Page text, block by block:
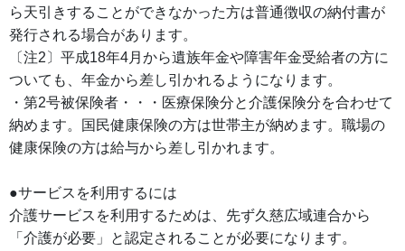
ら天引きすることができなかった方は普通徴収の納付書が
発行される場合があります。
〔注2〕平成18年4月から遺族年金や障害年金受給者の方に
ついても、年金から差し引かれるようになります。
・第2号被保険者・・・医療保険分と介護保険分を合わせて
納めます。国民健康保険の方は世帯主が納めます。職場の
健康保険の方は給与から差し引かれます。
●サービスを利用するには
介護サービスを利用するためは、先ず久慈広域連合から
「介護が必要」と認定されることが必要になります。